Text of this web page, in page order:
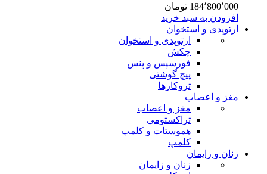
184٬800٬000 تومان
افزودن به سبد خرید
ارتوپدی و استخوان
ارتوپدی و استخوان
چکش
فورسپس و پنس
پیچ گوشتی
تروکارها
مغز و اعصاب
مغز و اعصاب
تراکستومی
هموستات و کلمپ
کلمپ
زنان و زایمان
زنان و زایمان